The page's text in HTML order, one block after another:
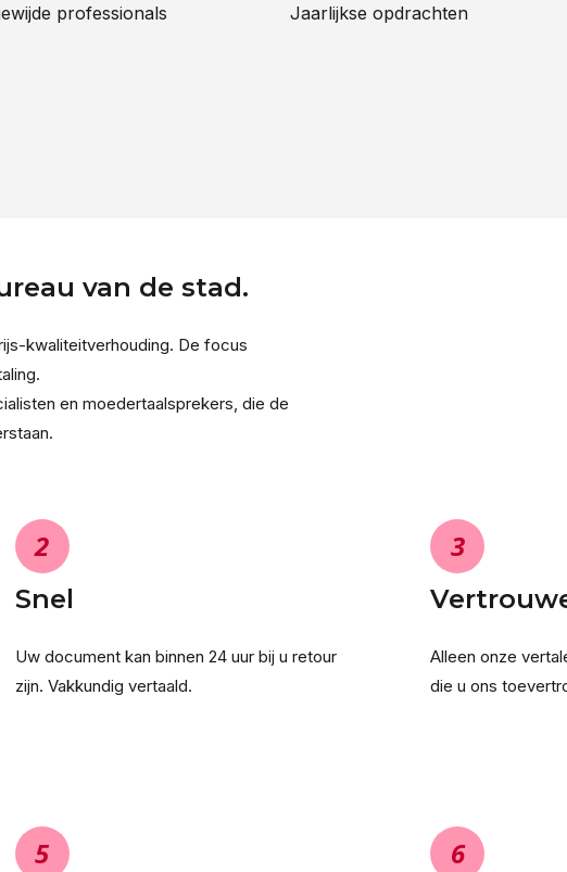
professionals Jaarlijkse opdrachten
van de stad.
kwaliteitverhouding. De focus
en moedertaalsprekers, die de
2
Snel
Uw document kan binnen 24 uur bij u retour
zijn. Vakkundig vertaald.
3
Alleen onze
die u ons
5 6